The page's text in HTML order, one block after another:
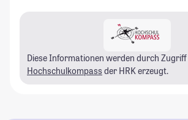
Diese Informationen werden durch Zugriff
Hochschulkompass der HRK erzeugt.